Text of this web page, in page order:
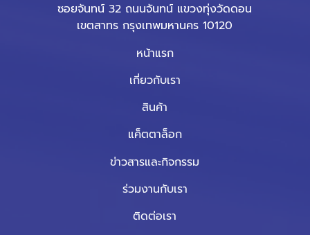
ซอยจันทน์ 32 ถนนจันทน์ แขวงทุ่งวัดดอน
เขตสาทร กรุงเทพมหานคร 10120
หน้าแรก
เกี่ยวกับเรา
สินค้า
แค็ตตาล็อก
ข่าวสารและกิจกรรม
ร่วมงานกับเรา
ติดต่อเรา